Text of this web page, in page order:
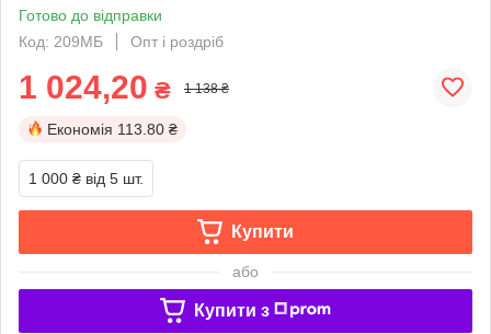
Готово до відправки
Код: 209МБ
Опт і роздріб
1 024,20 ₴ 1 138 ₴
Економія 113.80 ₴
1 000 ₴ від 5 шт.
Купити
або
Купити з